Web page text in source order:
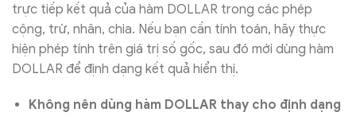
trực tiếp kết quả của hàm DOLLAR trong các phép
cộng, trừ, nhân, chia. Nếu bạn cần tính toán, hãy thực
hiện phép tính trên giá trị số gốc, sau đó mới dùng hàm
DOLLAR để định dạng kết quả hiển thị.
Không nên dùng hàm DOLLAR thay cho định dạng